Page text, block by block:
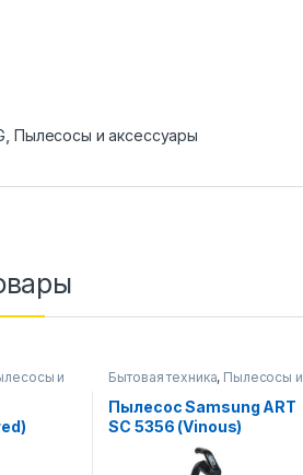
Пылесосы и аксессуары
и
Бытовая техника, Пылесосы и
Пылесос Samsung ART
SC 5356 (Vinous)